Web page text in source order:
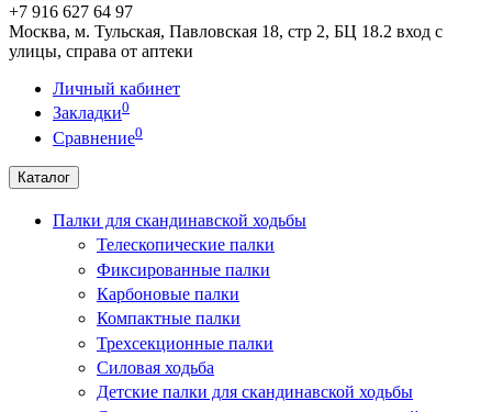
+7 916 627 64 97
Москва, м. Тульская, Павловская 18, стр 2, БЦ 18.2 вход с
улицы, справа от аптеки
Личный кабинет
Закладки0
Сравнение0
Каталог
Палки для скандинавской ходьбы
Телескопические палки
Фиксированные палки
Карбоновые палки
Компактные палки
Трехсекционные палки
Силовая ходьба
Детские палки для скандинавской ходьбы